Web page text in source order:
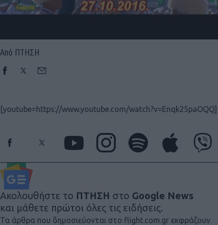
Από ΠΤΗΣΗ
[youtube=https://www.youtube.com/watch?v=Enqk25paOQQ]
Ακολουθήστε το ΠΤΗΣΗ στο Google News
και μάθετε πρώτοι όλες τις ειδήσεις.
Τα άρθρα που δημοσιεύονται στο flight.com.gr εκφράζουν